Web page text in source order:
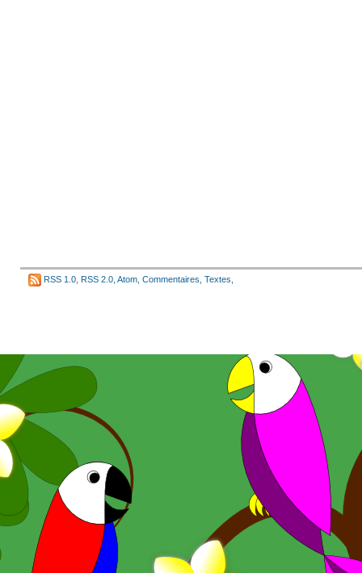
RSS 1.0 RSS 2.0 Atom Commentaires Textes